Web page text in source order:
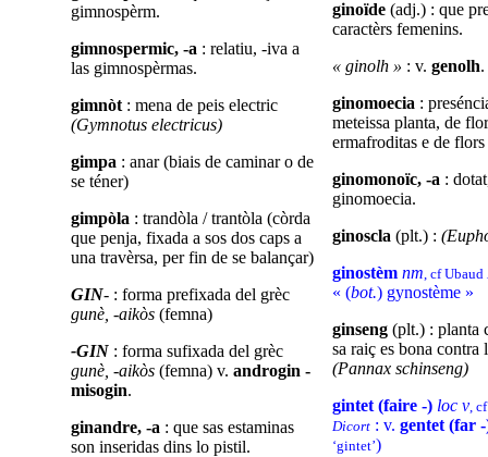
gimnospèrm.
gimnospermic, -a : relatiu, -iva a
las gimnospèrmas.
gimnòt : mena de peis electric
(Gymnotus electricus)
gimpa : anar (biais de caminar o de
se téner)
gimpòla : trandòla / trantòla (còrda
que penja, fixada a sos dos caps a
una travèrsa, per fin de se balançar)
GIN- : forma prefixada del grèc
gunè, -aikòs (femna)
-GIN : forma sufixada del grèc
gunè, -aikòs (femna) v. androgin -
misogin.
ginandre, -a : que sas estaminas
son inseridas dins lo pistil.
ginoïde (adj.) : que
caractèrs femenins.
« ginolh » : v. genolh.
ginomoecia :
meteissa planta, de
ermafroditas e de
ginomonoïc, -a :
ginomoecia.
ginoscla (plt.) :
ginostèm nm, cf Ubaud
« (bot.) gynostème »
ginseng (plt.) : planta
sa raiç es bona contra
(Pannax schinseng)
gintet (faire -) loc v,
Dicort : v. gentet (far
‘gintet’)